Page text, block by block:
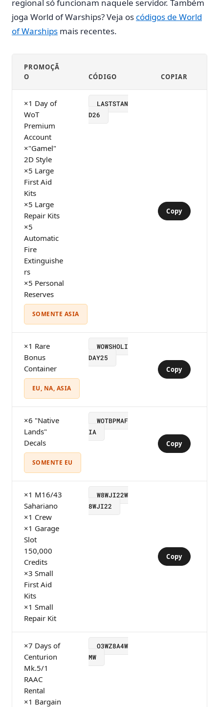
regional só funcionam naquele servidor. Também
joga World of Warships? Veja os códigos de World
of Warships mais recentes.
PROMOÇÃ
O
CÓDIGO COPIAR
×1 Day of
WoT
Premium
Account
×"Gamel"
2D Style
×5 Large
First Aid
Kits
×5 Large
Repair Kits
×5
Automatic
Fire
Extinguishe
rs
×5 Personal
Reserves
SOMENTE ASIA
LASTSTAN
D26
Copy
×1 Rare
Bonus
Container
EU, NA, ASIA
WOWSHOLI
DAY25
Copy
×6 "Native
Lands"
Decals
SOMENTE EU
WOTBPMAF
IA
Copy
×1 M16/43
Sahariano
×1 Crew
×1 Garage
Slot
150,000
Credits
×3 Small
First Aid
Kits
×1 Small
Repair Kit
W8WJI22W
8WJI22
Copy
×7 Days of
Centurion
Mk.5/1
RAAC
Rental
×1 Bargain
O3WZ8A4W
MW